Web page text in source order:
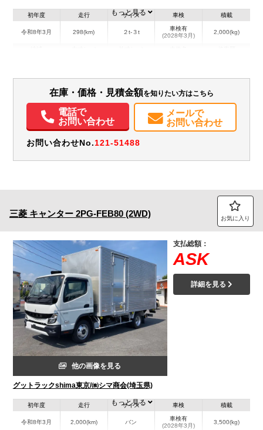
初年度
令和8年3月
走行
298(km)
サイズ
２t-３t
車検
車検有
(2028年3月)
積載
2,000(kg)
装備情報
エアコン パワステ パワーウィンドウ ABS エアバッグ
電動格納ミラー
バックモニター
取扱説明書（一部含む） メンテナンスノート（保証書）
もっと見る
在庫・価格・見積金額を知りたい方はこちら
電話で
お問い合わせ
メールで
お問い合わせ
お問い合わせNo.121-51488
三菱 キャンター 2PG-FEB80 (2WD) お気に入り
他の画像を見る
グットラックshima東京/㈱シマ商会(埼玉県)
支払総額：
ASK
詳細を見る
初年度
令和8年3月
走行
2,000(km)
サイズ
バン
車検
車検有
(2028年3月)
積載
3,500(kg)
もっと見る